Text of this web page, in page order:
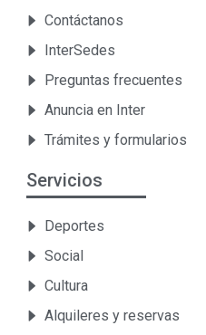
Contáctanos
InterSedes
Preguntas frecuentes
Anuncia en Inter
Trámites y formularios
Servicios
Deportes
Social
Cultura
Alquileres y reservas